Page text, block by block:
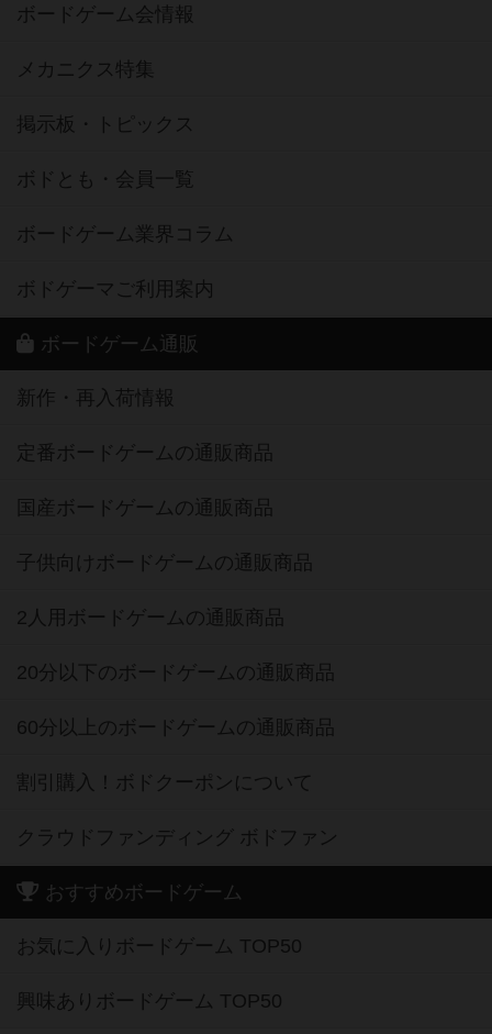
ボードゲーム会情報
メカニクス特集
掲示板・トピックス
ボドとも・会員一覧
ボードゲーム業界コラム
ボドゲーマご利用案内
ボードゲーム通販
新作・再入荷情報
定番ボードゲームの通販商品
国産ボードゲームの通販商品
子供向けボードゲームの通販商品
2人用ボードゲームの通販商品
20分以下のボードゲームの通販商品
60分以上のボードゲームの通販商品
割引購入！ボドクーポンについて
クラウドファンディング ボドファン
おすすめボードゲーム
お気に入りボードゲーム TOP50
興味ありボードゲーム TOP50